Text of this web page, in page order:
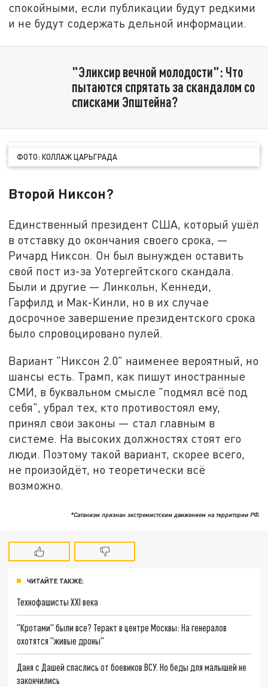
спокойными, если публикации будут редкими
и не будут содержать дельной информации.
"Эликсир вечной молодости": Что
пытаются спрятать за скандалом со
списками Эпштейна?
ФОТО: КОЛЛАЖ ЦАРЬГРАДА
Второй Никсон?
Единственный президент США, который ушёл
в отставку до окончания своего срока, —
Ричард Никсон. Он был вынужден оставить
свой пост из-за Уотергейтского скандала.
Были и другие — Линкольн, Кеннеди,
Гарфилд и Мак-Кинли, но в их случае
досрочное завершение президентского срока
было спровоцировано пулей.
Вариант "Никсон 2.0" наименее вероятный, но
шансы есть. Трамп, как пишут иностранные
СМИ, в буквальном смысле "подмял всё под
себя", убрал тех, кто противостоял ему,
принял свои законы — стал главным в
системе. На высоких должностях стоят его
люди. Поэтому такой вариант, скорее всего,
не произойдёт, но теоретически всё
возможно.
*Сатанизм признан экстремистским движением на территории РФ.
ЧИТАЙТЕ ТАКЖЕ:
Технофашисты XXI века
"Кротами" были все? Теракт в центре Москвы: На генералов
охотятся "живые дроны"
Даня с Дашей спаслись от боевиков ВСУ. Но беды для малышей не
закончились